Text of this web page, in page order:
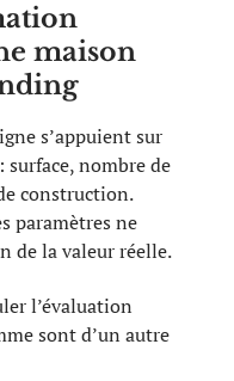
maison
s’appuient sur
surface, nombre de
construction.
paramètres ne
de la valeur réelle.
l’évaluation
sont d’un autre